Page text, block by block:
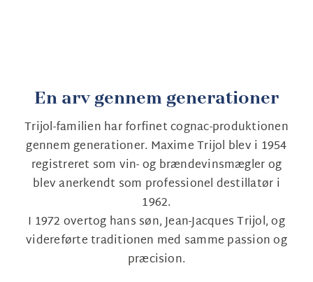
En arv gennem generationer
Trijol-familien har forfinet cognac-produktionen
gennem generationer. Maxime Trijol blev i 1954
registreret som vin- og brændevinsmægler og
blev anerkendt som professionel destillatør i
1962.
I 1972 overtog hans søn, Jean-Jacques Trijol, og
videreførte traditionen med samme passion og
præcision.